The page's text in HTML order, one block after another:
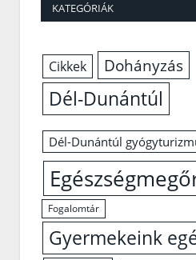
KATEGÓRIÁK
Cikkek Dohányzás
Dél-Dunántúl
Dél-Dunántúl
Fogalomtár
Gyermekeink